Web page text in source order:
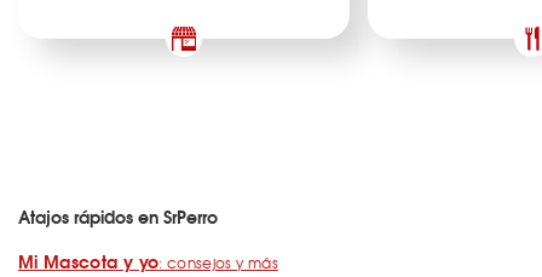
Atajos rápidos en SrPerro
Mi Mascota y yo: consejos y más